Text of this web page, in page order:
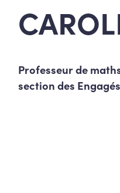
Professeur de
section des